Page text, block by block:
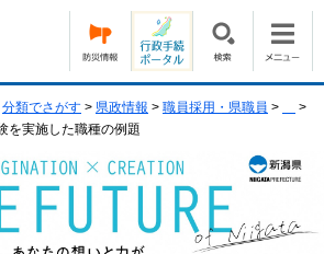
分類でさがす > 県政情報 > 職員採用・県職員 >
>
を実施した職種の例題